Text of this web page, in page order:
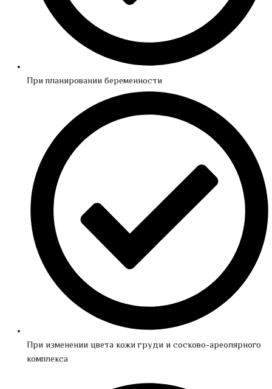
При планировании беременности
При изменении цвета кожи груди и сосково-ареолярного
комплекса